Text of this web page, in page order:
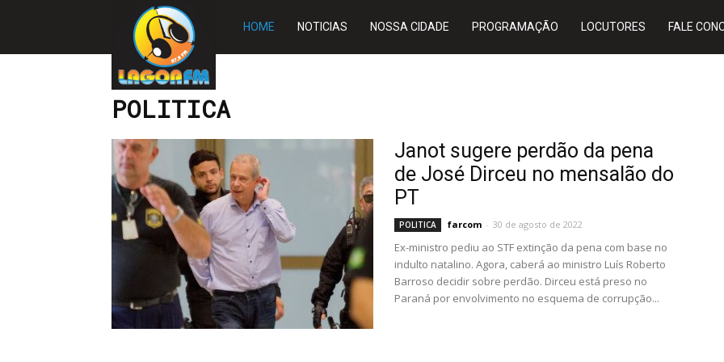
Rádio
HOME NOTICIAS NOSSA CIDADE PROGRAMAÇÃO LOCUTORES FALE
Início POLITICA
POLITICA
Janot sugere perdão da pena
de José Dirceu no mensalão do
PT
POLITICA farcom - 30 de agosto de 2022
Ex-ministro pediu ao STF extinção da pena com base no
indulto natalino. Agora, caberá ao ministro Luís Roberto
Barroso decidir sobre perdão. Dirceu está preso no
Paraná por envolvimento no esquema de corrupção...